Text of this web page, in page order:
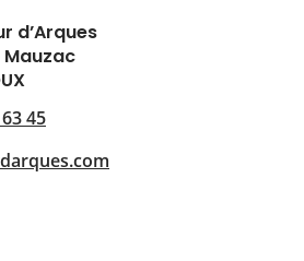
d’Arques
Mauzac
45